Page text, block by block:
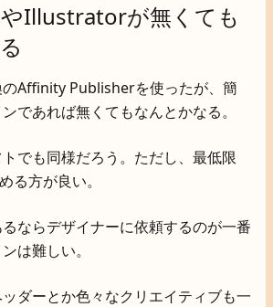
Illustratorが無くても
のAffinity Publisherを使ったが、簡
であれば無くてもなんとかなる。
でも同様だろう。ただし、最低限
る方が良い。
ならデザイナーに依頼するのが一番
は難しい。
ダーとか色々なクリエイティブも一